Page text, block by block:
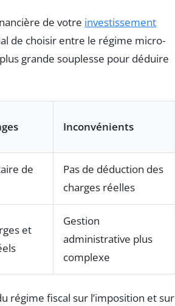
de votre investissement
de choisir entre le régime micro-
grande souplesse pour déduire
Inconvénients
de
Pas de déduction des
charges réelles
et
Gestion
administrative plus
complexe
régime fiscal sur l’imposition et sur